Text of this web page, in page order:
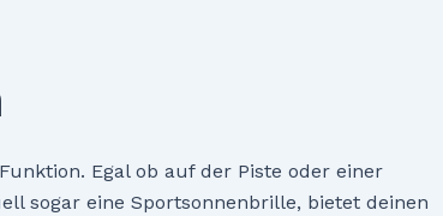
Egal ob auf der Piste oder einer
sogar eine Sportsonnenbrille, bietet deinen